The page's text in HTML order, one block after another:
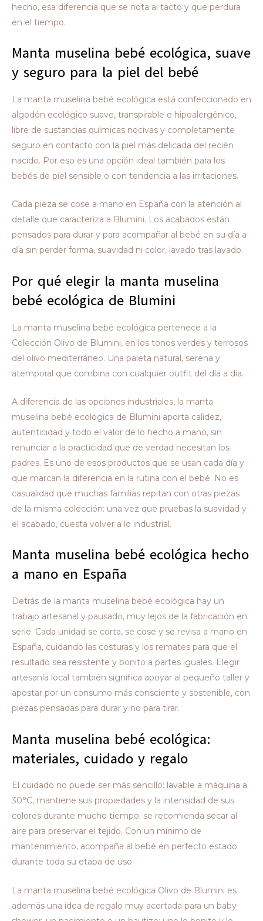
hecho, esa diferencia que se nota al tacto y que perdura
en el tiempo.
Manta muselina bebé ecológica, suave
y seguro para la piel del bebé
La manta muselina bebé ecológica está confeccionado en
algodón ecológico suave, transpirable e hipoalergénico,
libre de sustancias químicas nocivas y completamente
seguro en contacto con la piel más delicada del recién
nacido. Por eso es una opción ideal también para los
bebés de piel sensible o con tendencia a las irritaciones.
Cada pieza se cose a mano en España con la atención al
detalle que caracteriza a Blumini. Los acabados están
pensados para durar y para acompañar al bebé en su día a
día sin perder forma, suavidad ni color, lavado tras lavado.
Por qué elegir la manta muselina
bebé ecológica de Blumini
La manta muselina bebé ecológica pertenece a la
Colección Olivo de Blumini, en los tonos verdes y terrosos
del olivo mediterráneo. Una paleta natural, serena y
atemporal que combina con cualquier outfit del día a día.
A diferencia de las opciones industriales, la manta
muselina bebé ecológica de Blumini aporta calidez,
autenticidad y todo el valor de lo hecho a mano, sin
renunciar a la practicidad que de verdad necesitan los
padres. Es uno de esos productos que se usan cada día y
que marcan la diferencia en la rutina con el bebé. No es
casualidad que muchas familias repitan con otras piezas
de la misma colección: una vez que pruebas la suavidad y
el acabado, cuesta volver a lo industrial.
Manta muselina bebé ecológica hecho
a mano en España
Detrás de la manta muselina bebé ecológica hay un
trabajo artesanal y pausado, muy lejos de la fabricación en
serie. Cada unidad se corta, se cose y se revisa a mano en
España, cuidando las costuras y los remates para que el
resultado sea resistente y bonito a partes iguales. Elegir
artesanía local también significa apoyar al pequeño taller y
apostar por un consumo más consciente y sostenible, con
piezas pensadas para durar y no para tirar.
Manta muselina bebé ecológica:
materiales, cuidado y regalo
El cuidado no puede ser más sencillo: lavable a máquina a
30°C, mantiene sus propiedades y la intensidad de sus
colores durante mucho tiempo; se recomienda secar al
aire para preservar el tejido. Con un mínimo de
mantenimiento, acompaña al bebé en perfecto estado
durante toda su etapa de uso.
La manta muselina bebé ecológica Olivo de Blumini es
además una idea de regalo muy acertada para un baby